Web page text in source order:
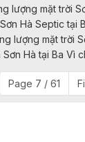
lượng mặt trời
Hà Septic
lượng mặt trời
Sơn Hà tại Ba
Page 7 / 61